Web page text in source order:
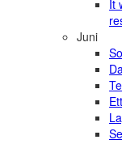
It
Juni